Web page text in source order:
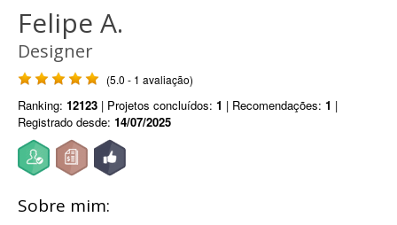
Felipe A.
Designer
(5.0 - 1 avaliação)
Ranking: 12123 | Projetos concluídos: 1 | Recomendações: 1 |
Registrado desde: 14/07/2025
Sobre mim: